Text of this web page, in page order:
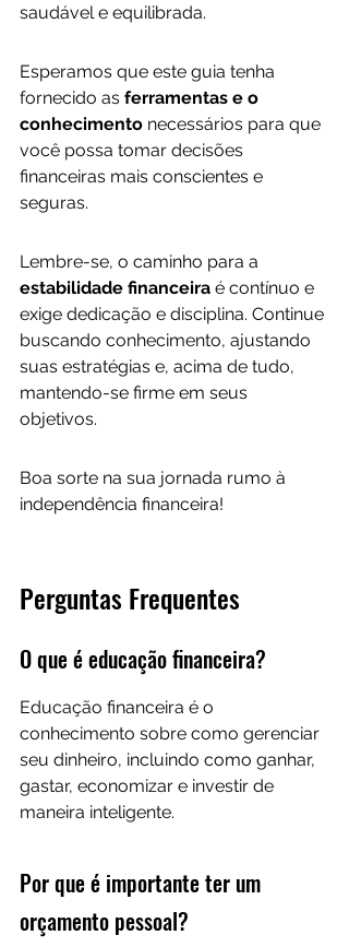
saudável e equilibrada.
Esperamos que este guia tenha
fornecido as ferramentas e o
conhecimento necessários para que
você possa tomar decisões
financeiras mais conscientes e
seguras.
Lembre-se, o caminho para a
estabilidade financeira é contínuo e
exige dedicação e disciplina. Continue
buscando conhecimento, ajustando
suas estratégias e, acima de tudo,
mantendo-se firme em seus
objetivos.
Boa sorte na sua jornada rumo à
independência financeira!
Perguntas Frequentes
O que é educação financeira?
Educação financeira é o
conhecimento sobre como gerenciar
seu dinheiro, incluindo como ganhar,
gastar, economizar e investir de
maneira inteligente.
Por que é importante ter um
orçamento pessoal?